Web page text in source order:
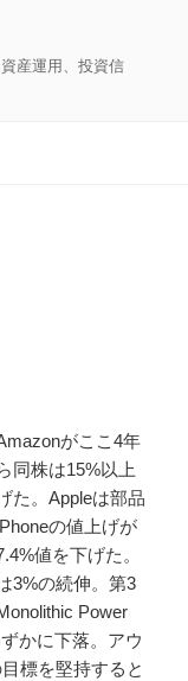
産運用、投資信
がここ4年
同株は15%以上
た。Appleは部品
の値上げが
値を下げた。
3%の続伸。第3
Power
かに下落。アウ
標を堅持すると